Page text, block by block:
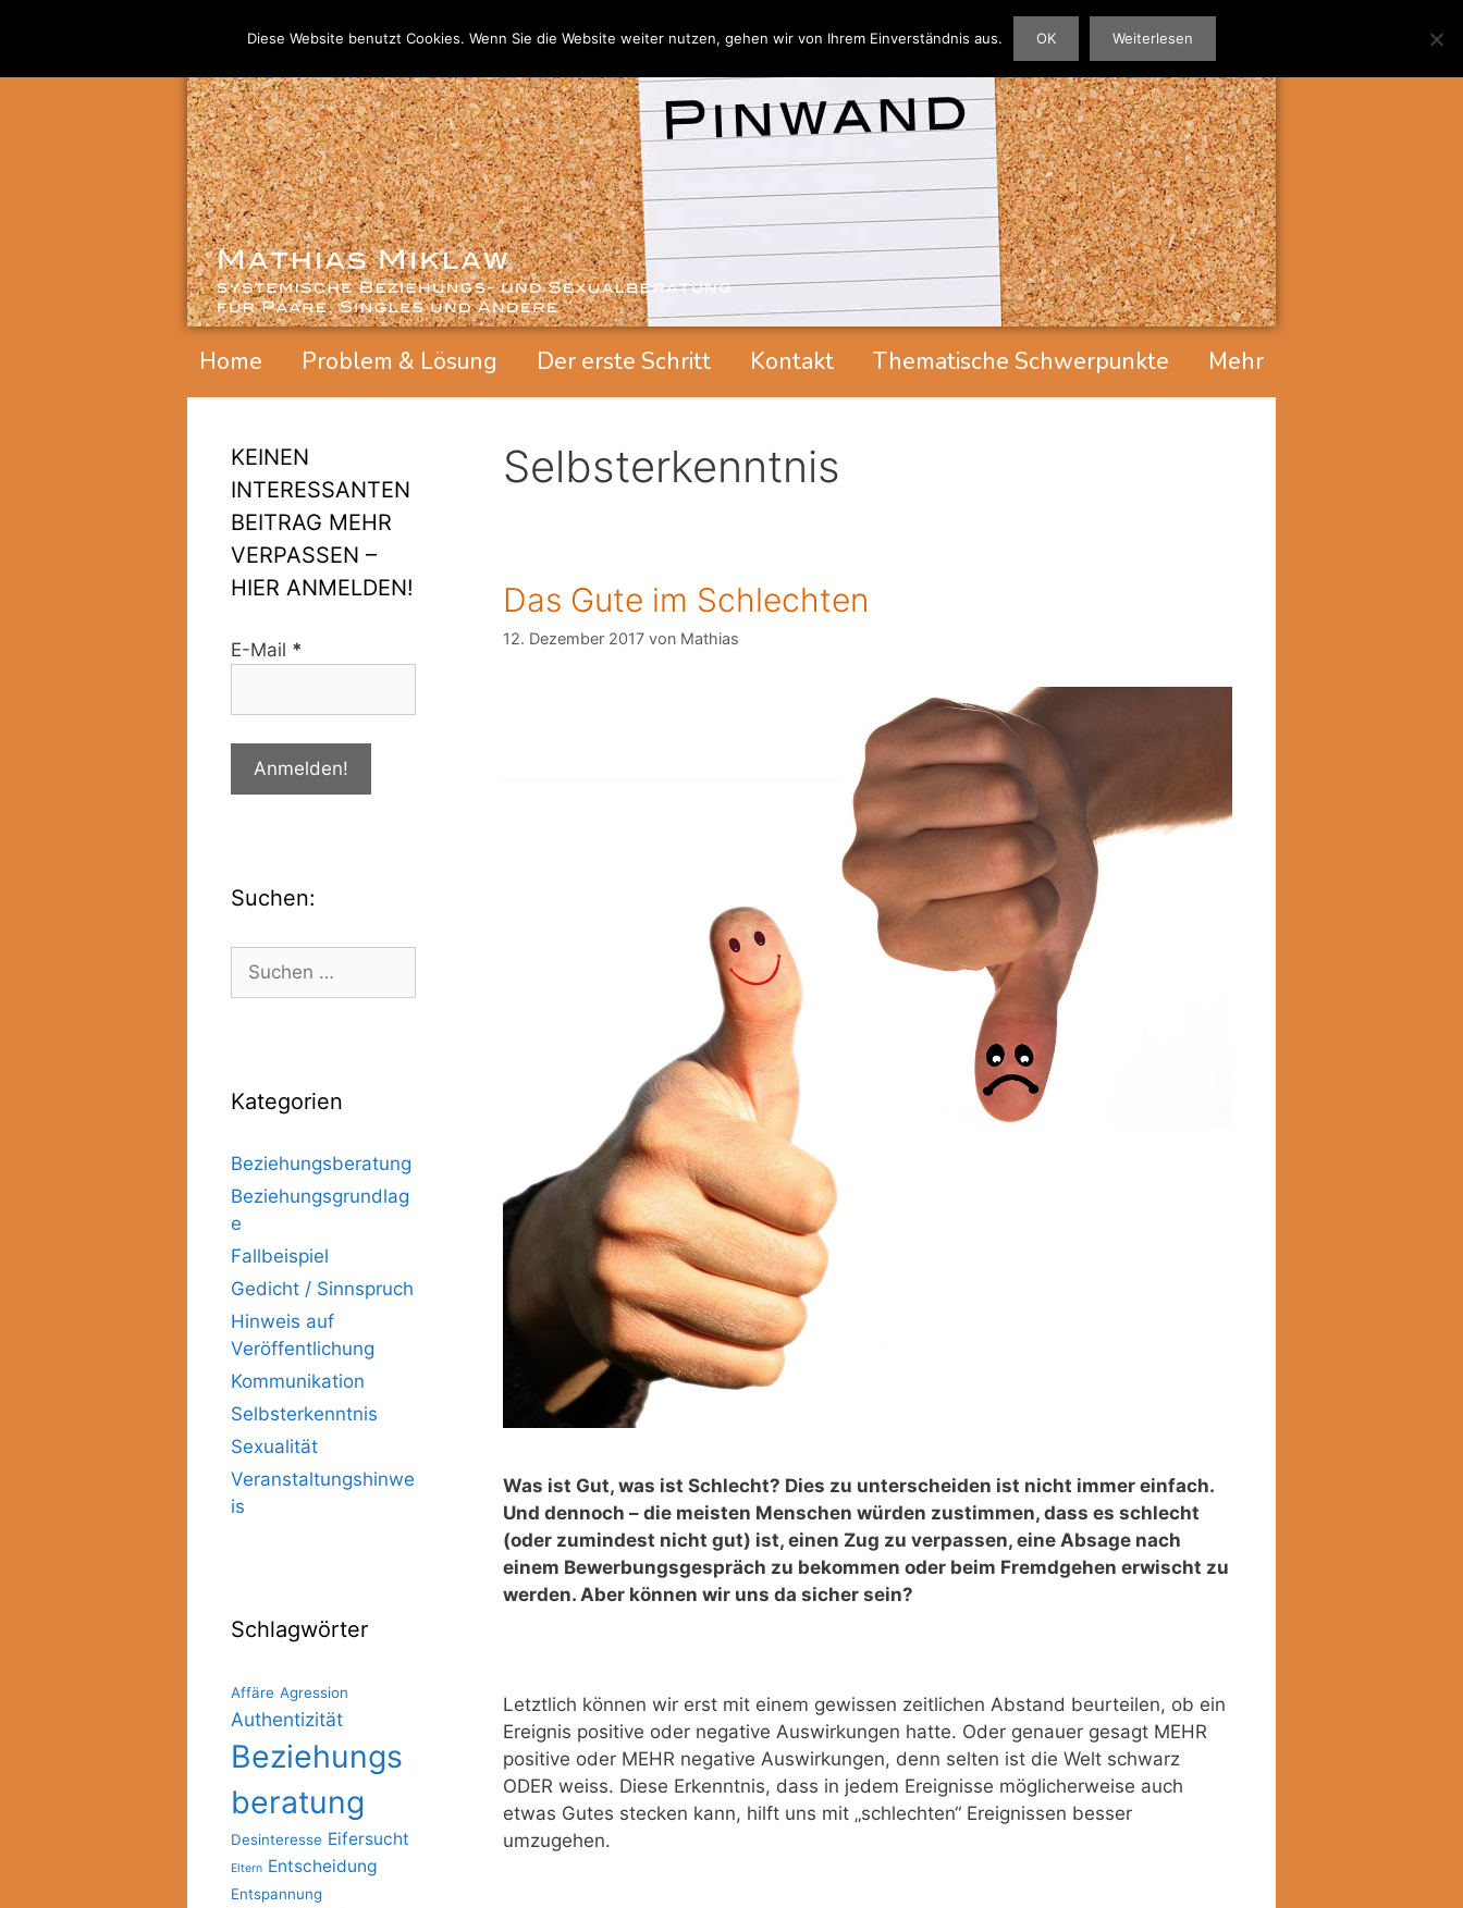
Home Problem & Lösung Der erste Schritt Kontakt Thematische Schwerpunkte Mehr
Selbsterkenntnis
Das Gute im Schlechten
12. Dezember 2017 von Mathias
Was ist Gut, was ist Schlecht? Dies zu unterscheiden ist nicht immer einfach.
Und dennoch – die meisten Menschen würden zustimmen, dass es schlecht
(oder zumindest nicht gut) ist, einen Zug zu verpassen, eine Absage nach
einem Bewerbungsgespräch zu bekommen oder beim Fremdgehen erwischt zu
werden. Aber können wir uns da sicher sein?
Letztlich können wir erst mit einem gewissen zeitlichen Abstand beurteilen, ob ein
Ereignis positive oder negative Auswirkungen hatte. Oder genauer gesagt MEHR
positive oder MEHR negative Auswirkungen, denn selten ist die Welt schwarz
ODER weiss. Diese Erkenntnis, dass in jedem Ereignisse möglicherweise auch
etwas Gutes stecken kann, hilft uns mit „schlechten“ Ereignissen besser
umzugehen.
KEINEN
INTERESSANTEN
BEITRAG MEHR
VERPASSEN –
HIER ANMELDEN!
E-Mail *
Suchen:
Kategorien
Beziehungsberatung
Beziehungsgrundlag
e
Fallbeispiel
Gedicht / Sinnspruch
Hinweis auf
Veröffentlichung
Kommunikation
Selbsterkenntnis
Sexualität
Veranstaltungshinwe
is
Schlagwörter
Affäre Agression
Authentizität
Beziehungs
beratung
Desinteresse Eifersucht
Eltern Entscheidung
Entspannung
Diese Website benutzt Cookies. Wenn Sie die Website weiter nutzen, gehen wir von Ihrem Einverständnis aus. OK Weiterlesen